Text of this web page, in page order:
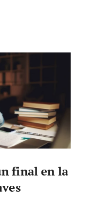
final en la